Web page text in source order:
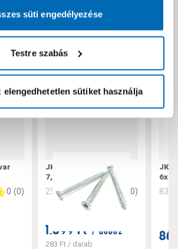
süti engedélyezése
Testre szabás
elengedhetetlen sütiket használja
0 (0)
JKH tokrögzítő csavar
7,5x182
256221 0 0)
1.699 Ft / doboz
283 Ft/ darab
JKH